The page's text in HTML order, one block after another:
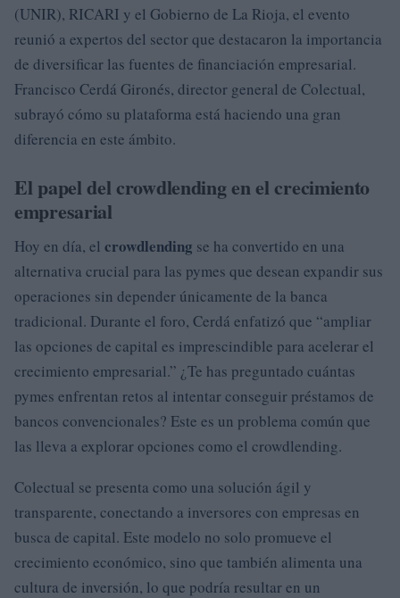
(UNIR), RICARI y el Gobierno de La Rioja, el evento
reunió a expertos del sector que destacaron la importancia
de diversificar las fuentes de financiación empresarial.
Francisco Cerdá Gironés, director general de Colectual,
subrayó cómo su plataforma está haciendo una gran
diferencia en este ámbito.
El papel del crowdlending en el crecimiento
empresarial
Hoy en día, el crowdlending se ha convertido en una
alternativa crucial para las pymes que desean expandir sus
operaciones sin depender únicamente de la banca
tradicional. Durante el foro, Cerdá enfatizó que “ampliar
las opciones de capital es imprescindible para acelerar el
crecimiento empresarial.” ¿Te has preguntado cuántas
pymes enfrentan retos al intentar conseguir préstamos de
bancos convencionales? Este es un problema común que
las lleva a explorar opciones como el crowdlending.
Colectual se presenta como una solución ágil y
transparente, conectando a inversores con empresas en
busca de capital. Este modelo no solo promueve el
crecimiento económico, sino que también alimenta una
cultura de inversión, lo que podría resultar en un